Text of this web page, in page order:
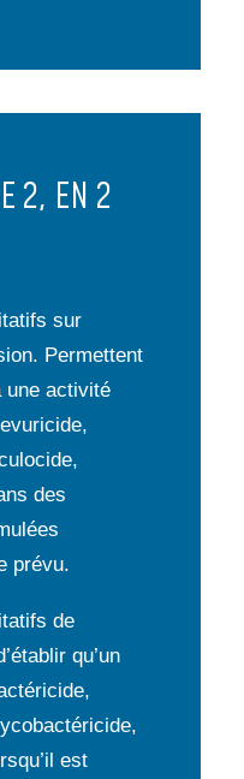
2, EN 2
sur
Permettent
une activité
des
prévu.
de
qu’un
est